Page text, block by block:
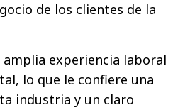
de los clientes de la
experiencia laboral
lo que le confiere una
industria y un claro